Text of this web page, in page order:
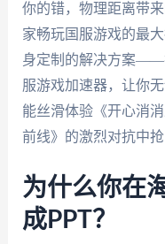
你的错，物理距离带
家畅玩国服游戏的最
身定制的解决方案——
服游戏加速器，让你
能丝滑体验《开心消
前线》的激烈对抗中抢
为什么你在
成PPT？